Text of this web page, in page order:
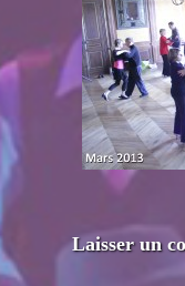
Laisser un